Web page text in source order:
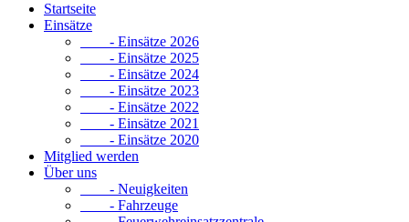
Startseite
Einsätze
- Einsätze 2026
- Einsätze 2025
- Einsätze 2024
- Einsätze 2023
- Einsätze 2022
- Einsätze 2021
- Einsätze 2020
Mitglied werden
Über uns
- Neuigkeiten
- Fahrzeuge